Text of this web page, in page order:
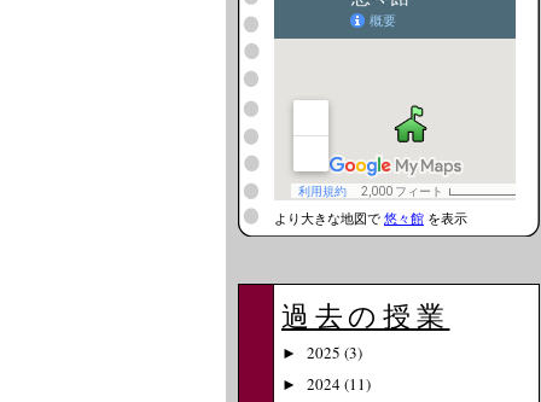
より大きな地図で 悠々館 を表示
過去の授業
► 2025 (3)
► 2024(11)